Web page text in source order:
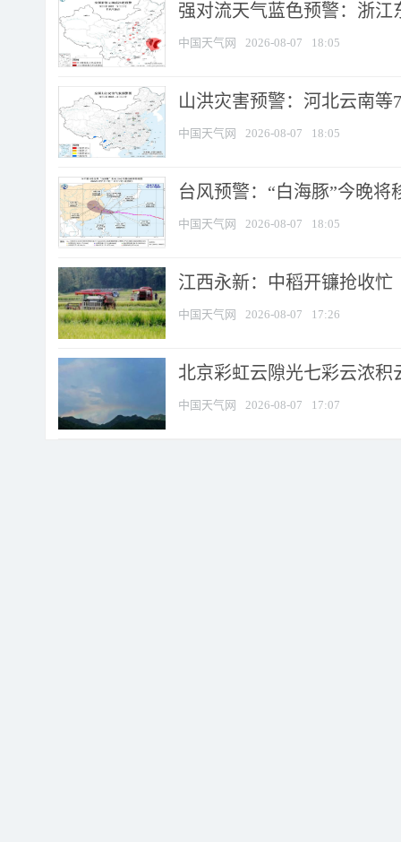
强对流天气蓝色预警：浙江
中国天气网 2026-08-07 18:05
山洪灾害预警：河北云南
中国天气网 2026-08-07 18:05
台风预警：“白海豚”今晚将
中国天气网 2026-08-07 18:05
江西永新：中稻开镰抢收忙
中国天气网 2026-08-07 17:26
北京彩虹云隙光七彩云浓积
中国天气网 2026-08-07 17:07